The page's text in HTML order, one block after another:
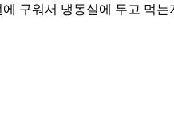
구워서 냉동실에 두고 먹